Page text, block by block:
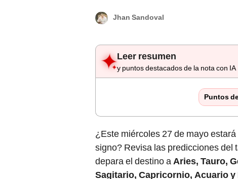
Jhan Sandoval
Leer resumen
y puntos destacados de la nota con IA
Puntos
¿Este miércoles 27 de mayo
signo? Revisa las predicciones del
depara el destino aAries, Tauro,
Sagitario, Capricornio, Acuario y